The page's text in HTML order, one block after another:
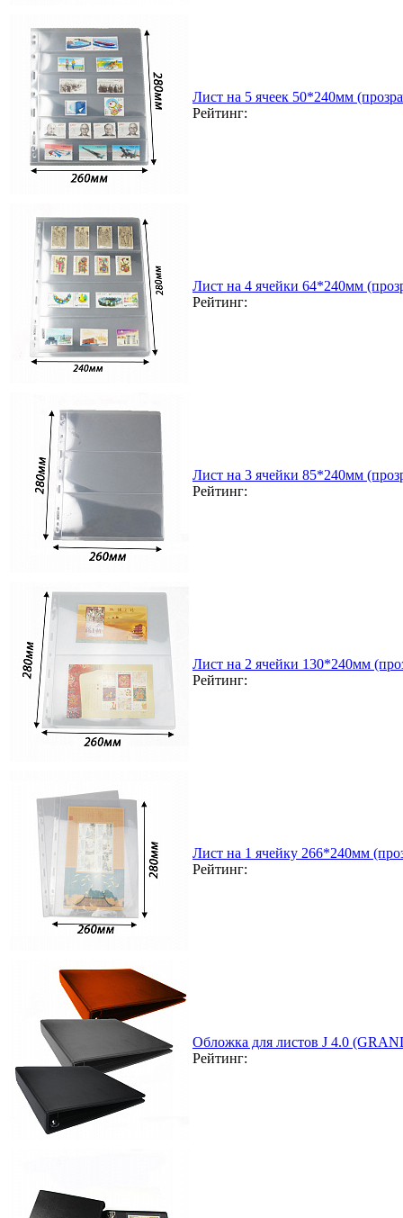
Лист на 5 ячеек 50*240мм
Рейтинг:
Лист на 4 ячейки 64*240мм
Рейтинг:
Лист на 3 ячейки 85*240мм
Рейтинг:
Лист на 2 ячейки 130*240мм
Рейтинг:
Лист на 1 ячейку 266*240мм
Рейтинг:
Обложка для листов J 4.0
Рейтинг: